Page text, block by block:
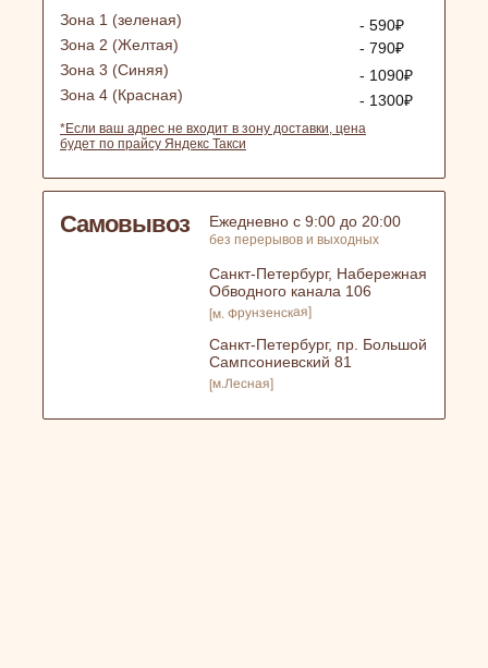
Зона 1 (зеленая)
Зона 2 (Желтая)
Зона 3 (Синяя)
Зона 4 (Красная)
Санкт-Петербург, пр. Большой
Сампсониевский 81
Санкт-Петербург, Набережная
Обводного канала 106
Ежедневно с 9:00 до 20:00
- 790₽
- 1090₽
- 590₽
без перерывов и выходных
[м. Фрунзенская]
[м.Лесная]
*Если ваш адрес не входит в зону доставки, цена
будет по прайсу Яндекс Такси
Самовывоз
- 1300₽